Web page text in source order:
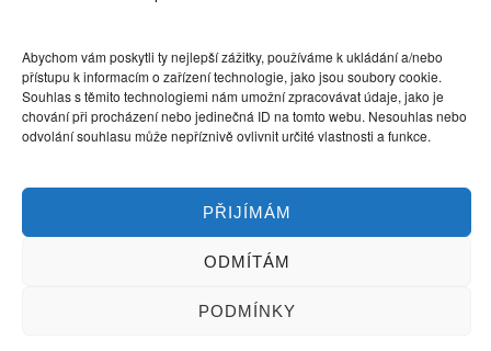
Abychom vám poskytli ty nejlepší zážitky, používáme k ukládání a/nebo
přístupu k informacím o zařízení technologie, jako jsou soubory cookie.
Souhlas s těmito technologiemi nám umožní zpracovávat údaje, jako je
chování při procházení nebo jedinečná ID na tomto webu. Nesouhlas nebo
odvolání souhlasu může nepříznivě ovlivnit určité vlastnosti a funkce.
PŘIJÍMÁM
ODMÍTÁM
PODMÍNKY
Kdybych měla na hlavě teď klobouk, tak ho smeknu.
12.3.2017 at 16:40 Odpovědět
Prostě nááááááádhera